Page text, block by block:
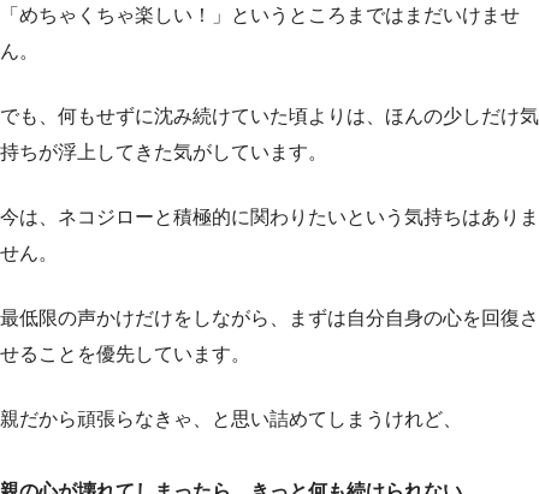
「めちゃくちゃ楽しい！」というところまではまだいけませ
ん。
でも、何もせずに沈み続けていた頃よりは、ほんの少しだけ気
持ちが浮上してきた気がしています。
今は、ネコジローと積極的に関わりたいという気持ちはありま
せん。
最低限の声かけだけをしながら、まずは自分自身の心を回復さ
せることを優先しています。
親だから頑張らなきゃ、と思い詰めてしまうけれど、